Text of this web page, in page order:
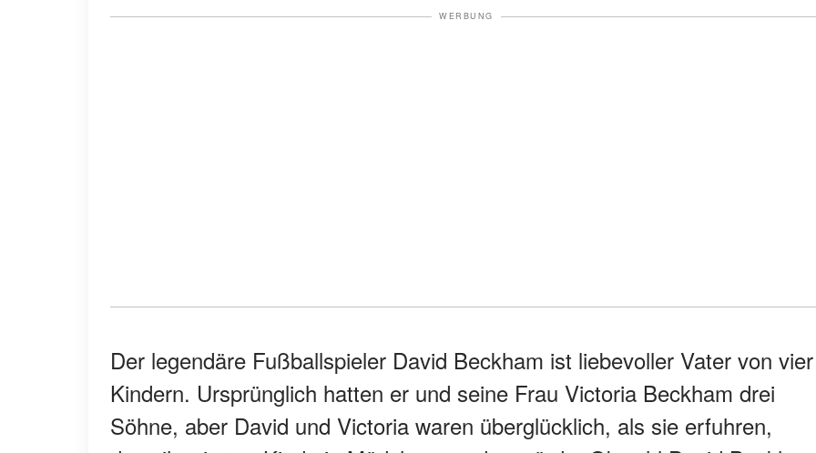
WERBUNG
Der legendäre Fußballspieler David Beckham ist liebevoller Vater von vier
Kindern. Ursprünglich hatten er und seine Frau Victoria Beckham drei
Söhne, aber David und Victoria waren überglücklich, als sie erfuhren,